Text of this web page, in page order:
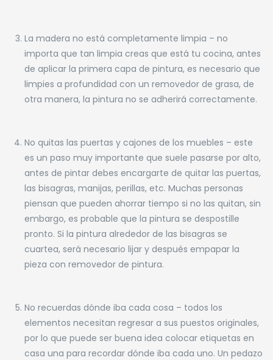
La madera no está completamente limpia – no
importa que tan limpia creas que está tu cocina, antes
de aplicar la primera capa de pintura, es necesario que
limpies a profundidad con un removedor de grasa, de
otra manera, la pintura no se adherirá correctamente.
No quitas las puertas y cajones de los muebles – este
es un paso muy importante que suele pasarse por alto,
antes de pintar debes encargarte de quitar las puertas,
las bisagras, manijas, perillas, etc. Muchas personas
piensan que pueden ahorrar tiempo si no las quitan, sin
embargo, es probable que la pintura se despostille
pronto. Si la pintura alrededor de las bisagras se
cuartea, será necesario lijar y después empapar la
pieza con removedor de pintura.
No recuerdas dónde iba cada cosa – todos los
elementos necesitan regresar a sus puestos originales,
por lo que puede ser buena idea colocar etiquetas en
casa una para recordar dónde iba cada uno. Un pedazo